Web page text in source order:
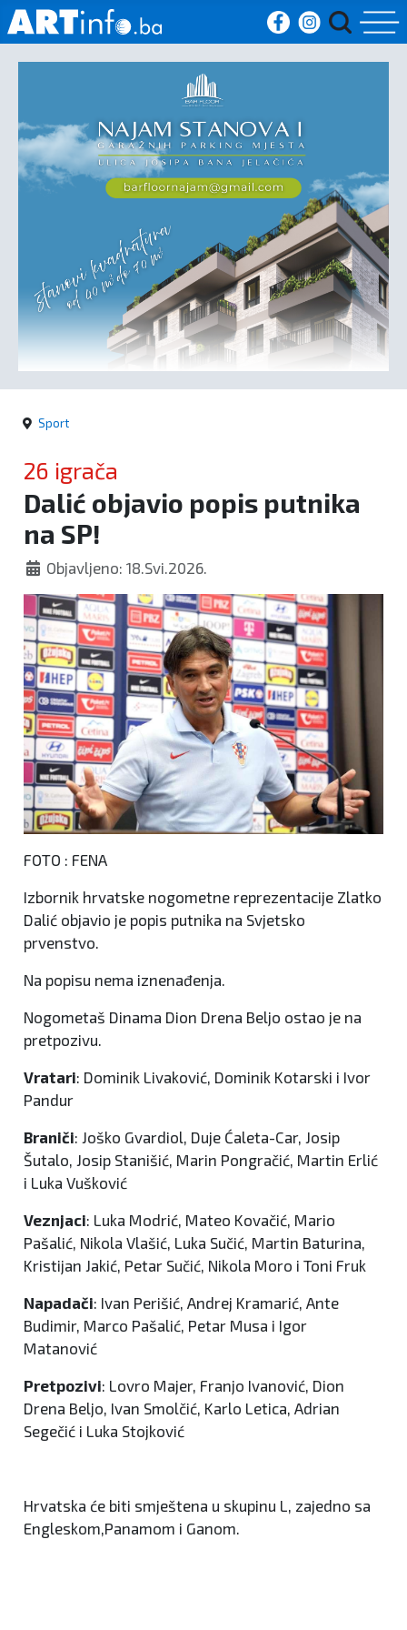
Vijesti
Sport
Crna
kronika
Politika
Sport
26 igrača
Dalić objavio popis putnika
na SP!
Objavljeno: 18.Svi.2026.
FOTO : FENA
Izbornik hrvatske nogometne reprezentacije Zlatko
Dalić objavio je popis putnika na Svjetsko
prvenstvo.
Na popisu nema iznenađenja.
Nogometaš Dinama Dion Drena Beljo ostao je na
pretpozivu.
Vratari: Dominik Livaković, Dominik Kotarski i Ivor
Pandur
Braniči: Joško Gvardiol, Duje Ćaleta-Car, Josip
Šutalo, Josip Stanišić, Marin Pongračić, Martin Erlić
i Luka Vušković
Veznjaci: Luka Modrić, Mateo Kovačić, Mario
Pašalić, Nikola Vlašić, Luka Sučić, Martin Baturina,
Kristijan Jakić, Petar Sučić, Nikola Moro i Toni Fruk
Napadači: Ivan Perišić, Andrej Kramarić, Ante
Budimir, Marco Pašalić, Petar Musa i Igor
Matanović
Pretpozivi: Lovro Majer, Franjo Ivanović, Dion
Drena Beljo, Ivan Smolčić, Karlo Letica, Adrian
Segečić i Luka Stojković
Hrvatska će biti smještena u skupinu L, zajedno sa
Engleskom,Panamom i Ganom.